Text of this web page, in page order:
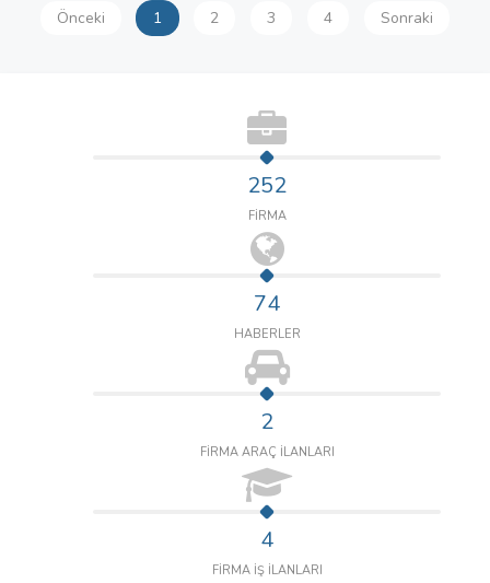
Önceki 1 2 3 4 Sonraki
252
FİRMA
74
HABERLER
2
FİRMA ARAÇ İLANLARI
4
FİRMA İŞ İLANLARI